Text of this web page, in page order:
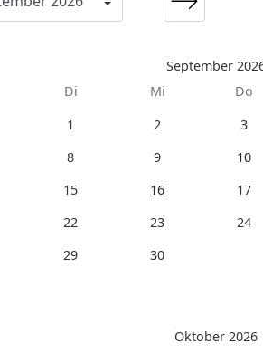
September
Di Mi Do
1 2 3
8 9 10
15 16 17
22 23 24
29
30
Oktober 2026